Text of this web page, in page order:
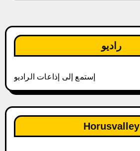
راديو
إستمع إلى إذاعات الراديو
Horusvalley